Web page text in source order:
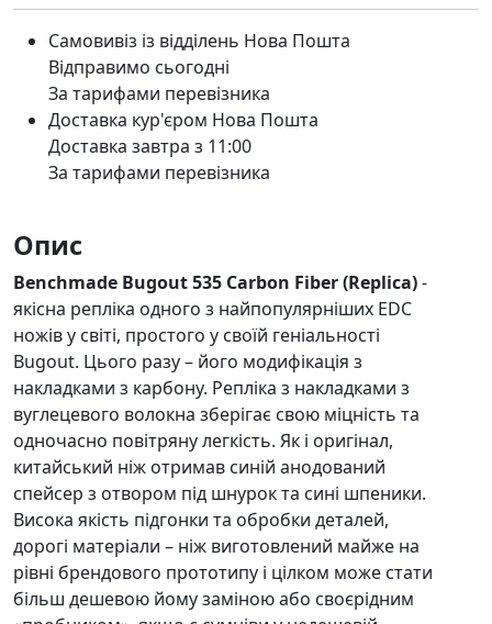
Самовивіз із відділень Нова Пошта
Відправимо сьогодні
За тарифами перевізника
Доставка кур'єром Нова Пошта
Доставка завтра з 11:00
За тарифами перевізника
Опис
Benchmade Bugout 535 Carbon Fiber (Replica)-
якісна репліка одного з найпопулярніших EDC
ножів у світі, простого у своїй геніальності
Bugout. Цього разу – його модифікація з
накладками з карбону. Репліка з накладками з
вуглецевого волокна зберігає свою міцність та
одночасно повітряну легкість. Як і оригінал,
китайський ніж отримав синій анодований
спейсер з отвором під шнурок та сині шпеники.
Висока якість підгонки та обробки деталей,
дорогі матеріали – ніж виготовлений майже на
рівні брендового прототипу і цілком може стати
більш дешевою йому заміною або своєрідним